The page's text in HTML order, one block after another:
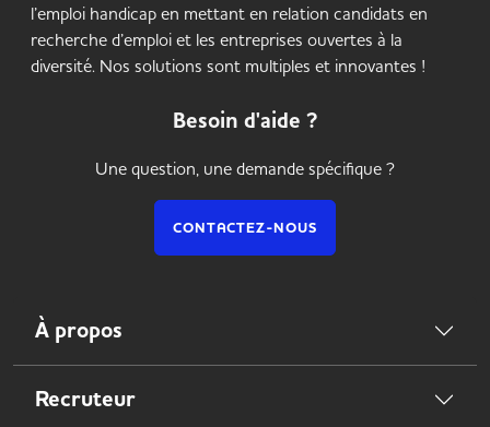
l’emploi handicap en mettant en relation candidats en
recherche d’emploi et les entreprises ouvertes à la
diversité. Nos solutions sont multiples et innovantes !
Besoin d'aide ?
Une question, une demande spécifique ?
CONTACTEZ-NOUS
À propos
Recruteur